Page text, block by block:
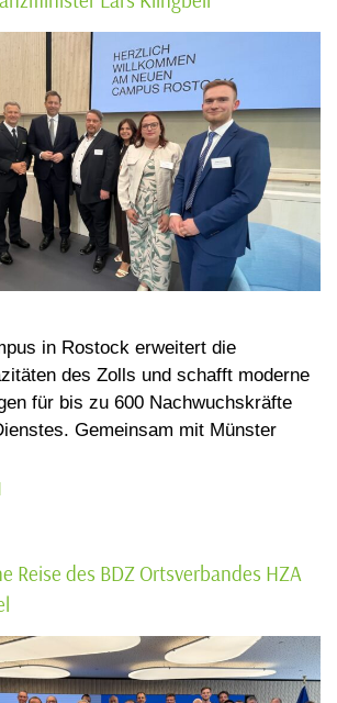
in Rostock erweitert die
des Zolls und schafft moderne
für bis zu 600 Nachwuchskräfte
Gemeinsam mit Münster
Reise des BDZ Ortsverbandes HZA